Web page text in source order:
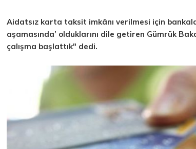
Aidatsız karta taksit imkânı verilmesi için
aşamasında’ olduklarını dile getiren Gümrük
çalışma başlattık" dedi.